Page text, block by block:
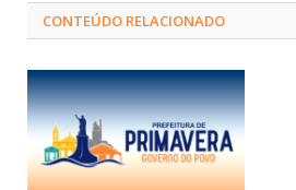
CONTEÚDO RELACIONADO